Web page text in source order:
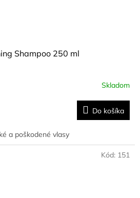
Shampoo 250 ml
Skladom
Do košíka
a poškodené vlasy
Kód: 151